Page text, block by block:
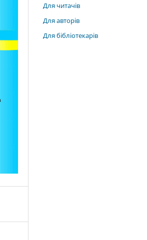
Для читачів
Для авторів
Для бібліотекарів